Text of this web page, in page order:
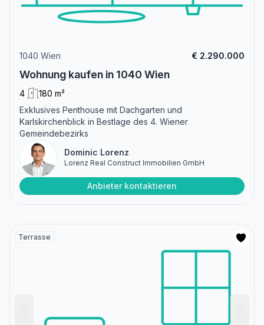
1040 Wien € 2.290.000
Wohnung kaufen in 1040 Wien
4
180 m²
Exklusives Penthouse mit Dachgarten und
Karlskirchenblick in Bestlage des 4. Wiener
Gemeindebezirks
Dominic Lorenz
Lorenz Real Construct Immobilien GmbH
Anbieter kontaktieren
Terrasse